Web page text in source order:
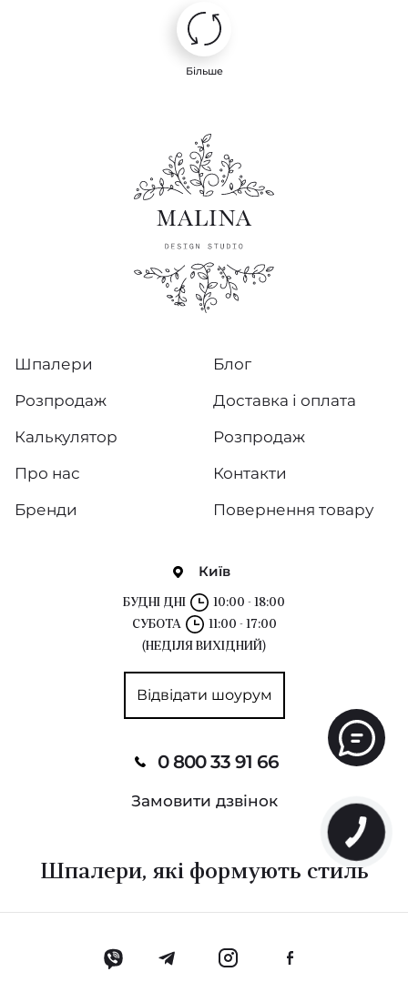
Більше
Київ
БУДНІ ДНІ
10:00 - 18:00
СУБОТА
11:00 - 17:00
(НЕДІЛЯ ВИХІДНИЙ)
Відвідати шоурум
0 800 33 91 66
Замовити дзвінок
Шпалери
Розпродаж
Калькулятор
Про нас
Бренди
Блог
Доставка і оплата
Розпродаж
Контакти
Повернення товару
Шпалери, які формують стиль